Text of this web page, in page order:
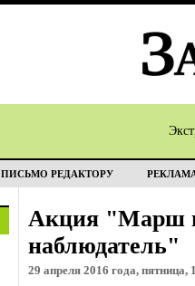
ПИСЬМО РЕДАКТОРУ
Акция "Марш
наблюдатель"
29 апреля 2016 года, пятница,